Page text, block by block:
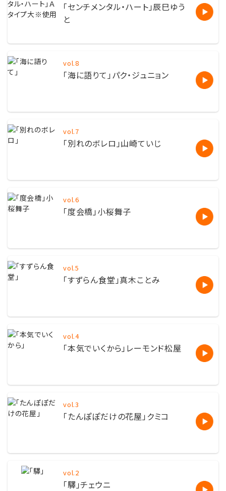
「センチメンタル・ハート」辰巳ゆう
と
vol.8
「海に語りて」パク・ジュニョン
vol.7
「別れのボレロ」山崎ていじ
vol.6
「度会橋」小桜舞子
vol.5
「すずらん食堂」真木ことみ
vol.4
「本気でいくから」レーモンド松屋
vol.3
「たんぽぽだけの花屋」クミコ
vol.2
「驛」チェウニ